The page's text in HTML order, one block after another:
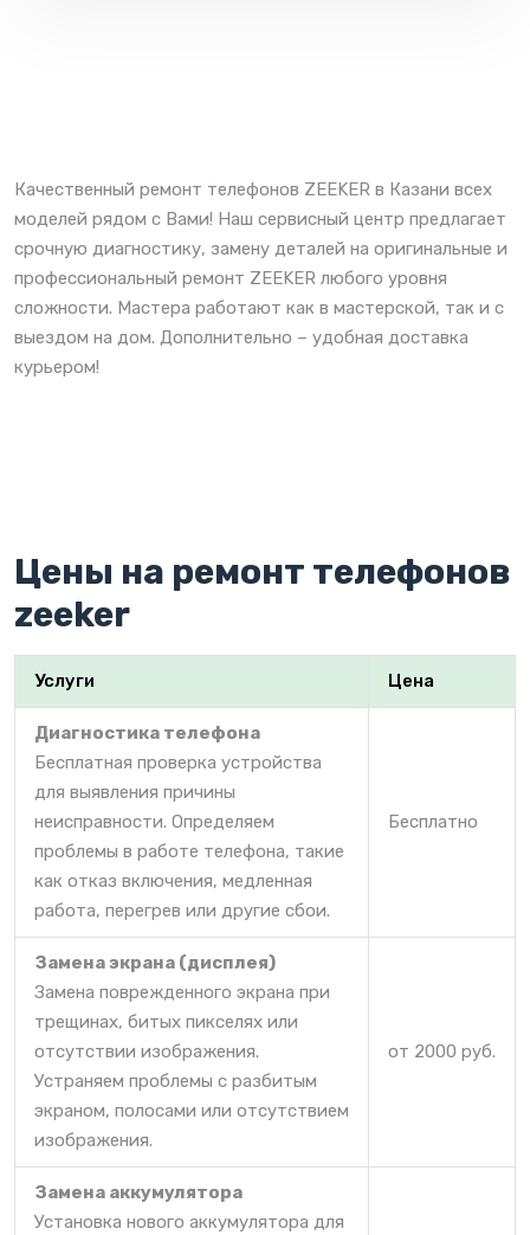
Качественный ремонт телефонов ZEEKER в Казани всех
моделей рядом с Вами! Наш сервисный центр предлагает
срочную диагностику, замену деталей на оригинальные и
профессиональный ремонт ZEEKER любого уровня
сложности. Мастера работают как в мастерской, так и с
выездом на дом. Дополнительно – удобная доставка
курьером!
Цены на ремонт телефонов
zeeker
Услуги Цена
Диагностика телефона
Бесплатная проверка устройства
для выявления причины
неисправности. Определяем
проблемы в работе телефона, такие
как отказ включения, медленная
работа, перегрев или другие сбои.
Бесплатно
Замена экрана (дисплея)
Замена поврежденного экрана при
трещинах, битых пикселях или
отсутствии изображения.
Устраняем проблемы с разбитым
экраном, полосами или отсутствием
изображения.
от 2000 руб.
Замена аккумулятора
Установка нового аккумулятора для